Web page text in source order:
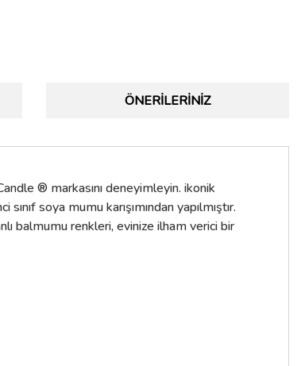
ÖNERILERINIZ
® markasını deneyimleyin. ikonik
soya mumu karışımından yapılmıştır.
balmumu renkleri, evinize ilham verici bir